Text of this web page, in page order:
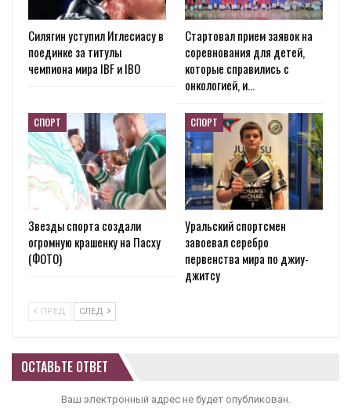
Силягин уступил Иглесиасу в
поединке за титулы
чемпиона мира IBF и IBO
Стартовал прием заявок на
соревнования для детей,
которые справились с
онкологией, и…
СПОРТ
Звезды спорта создали
огромную крашенку на Пасху
(ФОТО)
СПОРТ
Уральский спортсмен
завоевал серебро
первенства мира по джиу-
джитсу
ПРЕД СЛЕД
ОСТАВЬТЕ ОТВЕТ
Ваш электронный адрес не будет опубликован.